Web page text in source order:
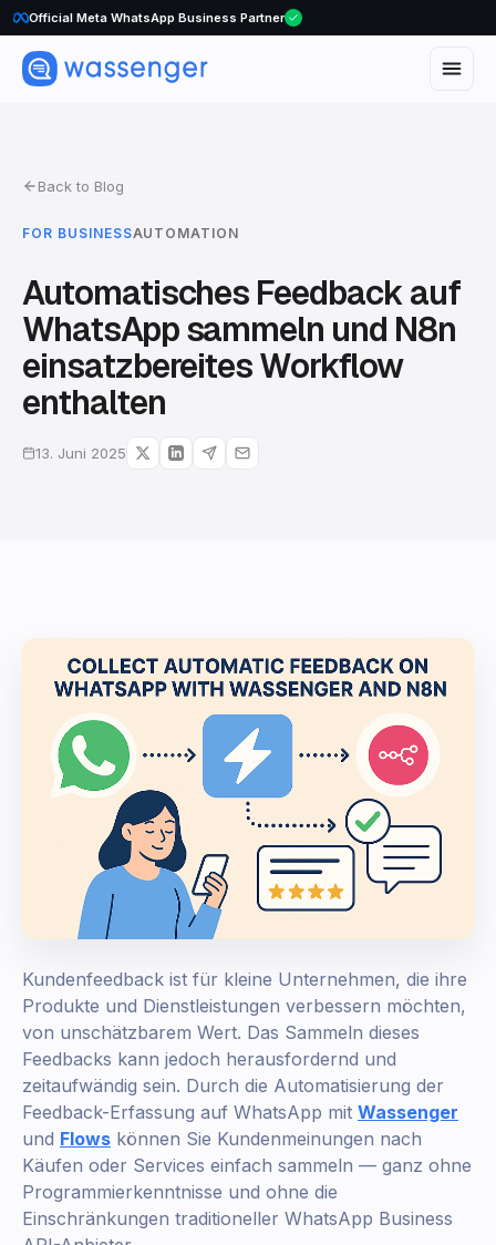
Official Meta WhatsApp Business Partner
WhatsApp Voice Calls are here
Back to Blog
FOR BUSINESSAUTOMATION
Automatisches Feedback auf
WhatsApp sammeln und N8n
einsatzbereites Workflow
enthalten
13. Juni 2025
Kundenfeedback ist für kleine Unternehmen, die ihre
Produkte und Dienstleistungen verbessern möchten,
von unschätzbarem Wert. Das Sammeln dieses
Feedbacks kann jedoch herausfordernd und
zeitaufwändig sein. Durch die Automatisierung der
Feedback-Erfassung auf WhatsApp mit Wassenger
und Flows können Sie Kundenmeinungen nach
Käufen oder Services einfach sammeln — ganz ohne
Programmierkenntnisse und ohne die
Einschränkungen traditioneller WhatsApp Business